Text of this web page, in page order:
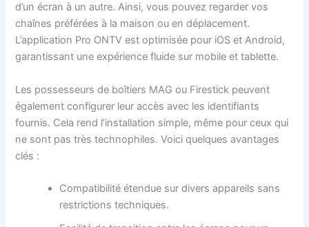
d’un écran à un autre. Ainsi, vous pouvez regarder vos
chaînes préférées à la maison ou en déplacement.
L’application Pro ONTV est optimisée pour iOS et Android,
garantissant une expérience fluide sur mobile et tablette.
Les possesseurs de boîtiers MAG ou Firestick peuvent
également configurer leur accès avec les identifiants
fournis. Cela rend l’installation simple, même pour ceux qui
ne sont pas très technophiles. Voici quelques avantages
clés :
Compatibilité étendue sur divers appareils sans
restrictions techniques.